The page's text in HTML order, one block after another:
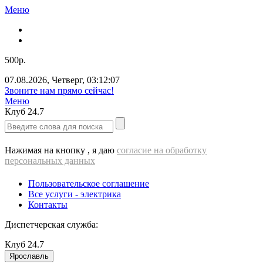
Меню
500р.
07.08.2026, Четверг, 03:12:07
Звоните нам прямо сейчас!
Меню
Клуб 24.7
Нажимая на кнопку , я даю согласие на обработку
персональных данных
Пользовательское соглашение
Все услуги - электрика
Контакты
Диспетчерская служба:
Клуб 24.7
Ярославль